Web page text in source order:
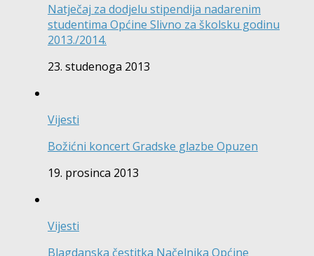
Natječaj za dodjelu stipendija nadarenim
studentima Općine Slivno za školsku godinu
2013./2014.
23. studenoga 2013
Vijesti
Božićni koncert Gradske glazbe Opuzen
19. prosinca 2013
Vijesti
Blagdanska čestitka Načelnika Općine